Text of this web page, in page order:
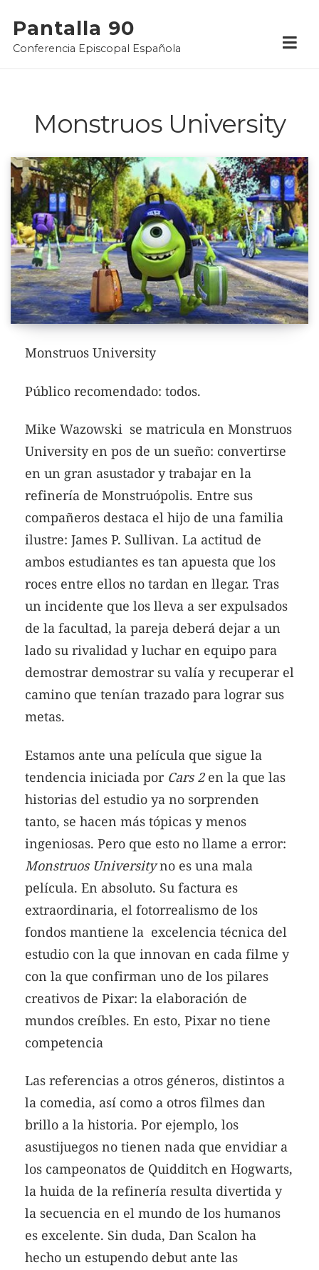
content
Pantalla 90
Conferencia Episcopal Española
Monstruos University
Monstruos University
Público recomendado: todos.
Mike Wazowski se matricula en Monstruos
University en pos de un sueño: convertirse
en un gran asustador y trabajar en la
refinería de Monstruópolis. Entre sus
compañeros destaca el hijo de una familia
ilustre: James P. Sullivan. La actitud de
ambos estudiantes es tan apuesta que los
roces entre ellos no tardan en llegar. Tras
un incidente que los lleva a ser expulsados
de la facultad, la pareja deberá dejar a un
lado su rivalidad y luchar en equipo para
demostrar demostrar su valía y recuperar el
camino que tenían trazado para lograr sus
metas.
Estamos ante una película que sigue la
tendencia iniciada por Cars 2en la que las
historias del estudio ya no sorprenden
tanto, se hacen más tópicas y menos
ingeniosas. Pero que esto no llame a error:
Monstruos Universityno es una mala
película. En absoluto. Su factura es
extraordinaria, el fotorrealismo de los
fondos mantiene la excelencia técnica del
estudio con la que innovan en cada filme y
con la que confirman uno de los pilares
creativos de Pixar: la elaboración de
mundos creíbles. En esto, Pixar no tiene
competencia
Las referencias a otros géneros, distintos a
la comedia, así como a otros filmes dan
brillo a la historia. Por ejemplo, los
asustijuegos no tienen nada que envidiar a
los campeonatos de Quidditch en Hogwarts,
la huida de la refinería resulta divertida y
la secuencia en el mundo de los humanos
es excelente. Sin duda, Dan Scalon ha
hecho un estupendo debut ante las